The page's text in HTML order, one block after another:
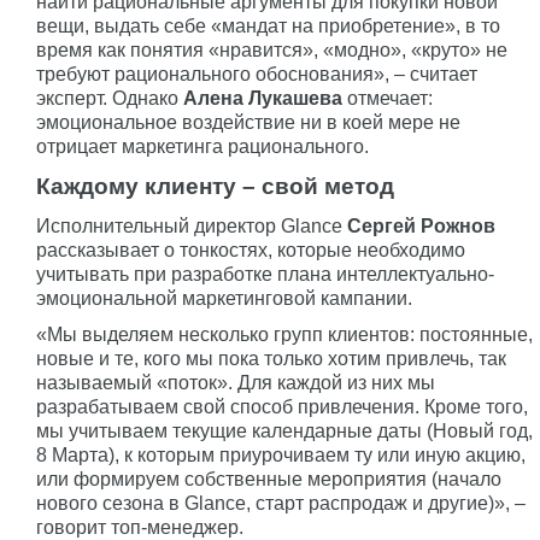
вещи, выдать себе «мандат на приобретение», в то
время как понятия «нравится», «модно», «круто» не
требуют рационального обоснования», – считает
эксперт. Однако Алена Лукашева отмечает:
эмоциональное воздействие ни в коей мере не
отрицает маркетинга рационального.
Каждому клиенту – свой метод
Исполнительный директор Glance Сергей Рожнов
рассказывает о тонкостях, которые необходимо
учитывать при разработке плана интеллектуально-
эмоциональной маркетинговой кампании.
«Мы выделяем несколько групп клиентов: постоянные,
новые и те, кого мы пока только хотим привлечь, так
называемый «поток». Для каждой из них мы
разрабатываем свой способ привлечения. Кроме того,
мы учитываем текущие календарные даты (Новый год,
8 Марта), к которым приурочиваем ту или иную акцию,
или формируем собственные мероприятия (начало
нового сезона в Glance, старт распродаж и другие)», –
говорит топ-менеджер.